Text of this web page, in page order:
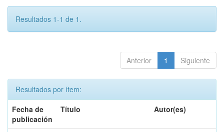
Resultados 1-1 de 1.
Anterior 1 Siguiente
Resultados por ítem:
Fecha de
publicación
Título Autor(es)